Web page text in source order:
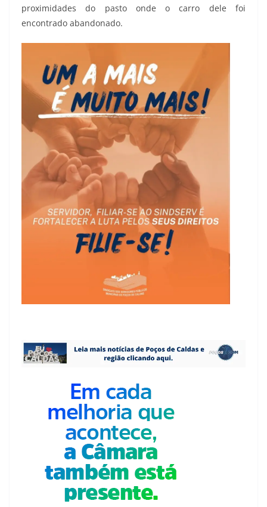
proximidades do pasto onde o carro dele foi
encontrado abandonado.